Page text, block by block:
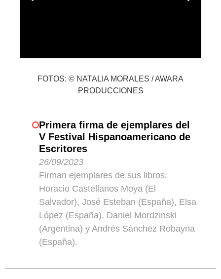
FOTOS: © NATALIA MORALES / AWARA
PRODUCCIONES
Primera firma de ejemplares del
V Festival Hispanoamericano de
Escritores
26/09/2023
Firman ejemplares de sus libros:
Horacio Castellanos Moya (El
Salvador), José Esteban (España), Elsa
López (España), Daniel Mordzinski
(Argentina) y Andrés Sánchez Robayna
(España).